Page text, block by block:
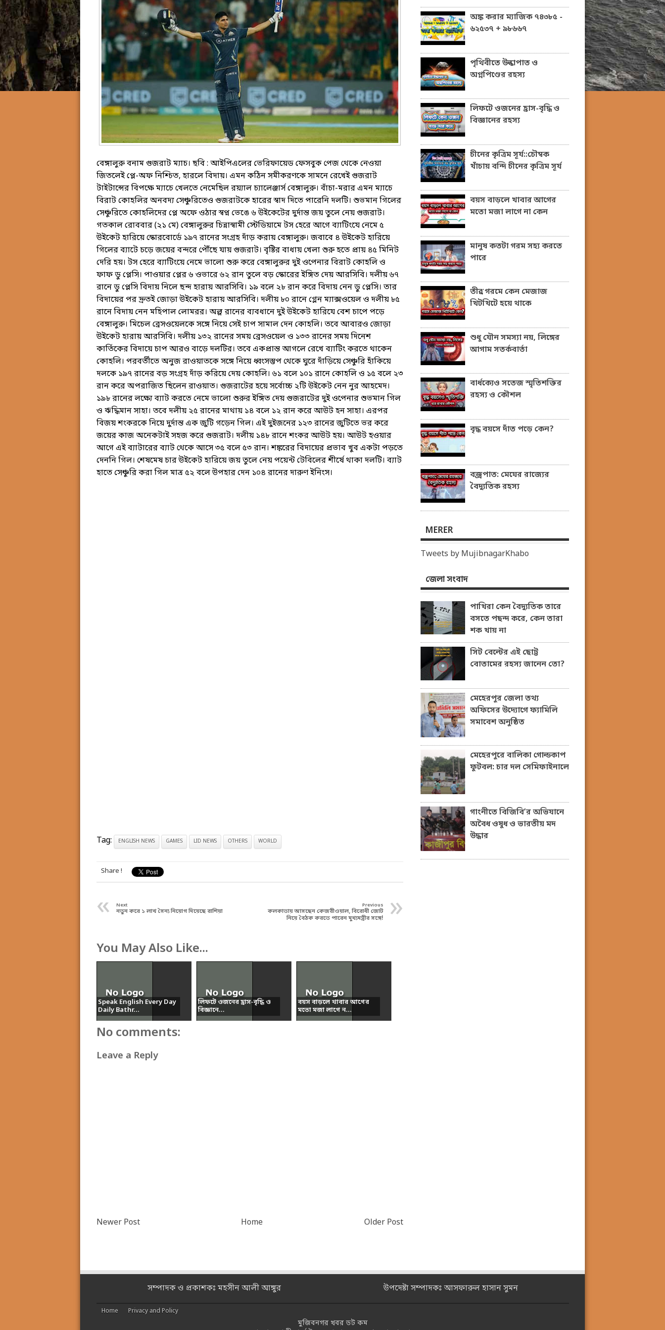
বেঙ্গালুরু বনাম গুজরাট ম্যাচ। ছবি : আইপিএলের ভেরিফায়েড ফেসবুক পেজ থেকে নেওয়া
জিতলেই প্লে-অফ নিশ্চিত, হারলে বিদায়। এমন কঠিন সমীকরণকে সামনে রেখেই গুজরাট
টাইটান্সের বিপক্ষে ম্যাচে খেলতে নেমেছিল রয়্যাল চ্যালেঞ্জার্স বেঙ্গালুরু। বাঁচা-মরার এমন ম্যাচে
বিরাট কোহলির অনবদ্য সেঞ্চুরিতেও গুজরাটকে হারের স্বাদ দিতে পারেনি দলটি। শুভমান গিলের
সেঞ্চুরিতে কোহলিদের প্লে অফে ওঠার স্বপ্ন ভেঙে ৬ উইকেটের দুর্দান্ত জয় তুলে নেয় গুজরাট।
গতকাল রোববার (২১ মে) বেঙ্গালুরুর চিন্নাস্বামী স্টেডিয়ামে টস হেরে আগে ব্যাটিংযে নেমে ৫
উইকেট হারিয়ে স্কোরবোর্ডে ১৯৭ রানের সংগ্রহ দাঁড় করায় বেঙ্গালুরু। জবাবে ৪ উইকেট হারিয়ে
গিলের ব্যাটে চড়ে জয়ের বন্দরে পৌঁছে যায় গুজরাট। বৃষ্টির বাধায় খেলা শুরু হতে প্রায় ৪৫ মিনিট
দেরি হয়। টস হেরে ব্যাটিংয়ে নেমে ভালো শুরু করে বেঙ্গালুরুর দুই ওপেনার বিরাট কোহলি ও
ফাফ ডু প্লেসি। পাওয়ার প্লের ৬ ওভারে ৬২ রান তুলে বড় স্কোরের ইঙ্গিত দেয় আরসিবি। দলীয় ৬৭
রানে ডু প্লেসি বিদায় নিলে ছন্দ হারায় আরসিবি। ১৯ বলে ২৮ রান করে বিদায় নেন ডু প্লেসি। তার
বিদায়ের পর দ্রুতই জোড়া উইকেট হারায় আরসিবি। দলীয় ৮০ রানে গ্লেন ম্যাক্সওয়েল ও দলীয় ৮৫
রানে বিদায় নেন মহিপাল লোমরর। অল্প রানের ব্যবধানে দুই উইকেট হারিযে বেশ চাপে পড়ে
বেঙ্গালুরু। মিচেল ব্রেসওয়েলকে সঙ্গে নিয়ে সেই চাপ সামাল দেন কোহলি। তবে আবারও জোড়া
উইকেট হারায় আরসিবি। দলীয় ১৩২ রানের সময় ব্রেসওয়েল ও ১৩৩ রানের সময় দিনেশ
কার্তিকের বিদায়ে চাপ আরও বাড়ে দলটির। তবে একপ্রান্ত আগলে রেখে ব্যাটিং করতে থাকেন
কোহলি। পরবর্তীতে অনুজ রাওয়াতকে সঙ্গে নিয়ে ধ্বংসস্তুপ থেকে ঘুরে দাঁড়িয়ে সেঞ্চুরি হাঁকিয়ে
দলকে ১৯৭ রানের বড় সংগ্রহ দাঁড় করিয়ে দেয় কোহলি। ৬১ বলে ১০১ রানে কোহলি ও ১৫ বলে ২৩
রান করে অপরাজিত ছিলেন রাওয়াত। গুজরাটের হয়ে সর্বোচ্চ ২টি উইকেট নেন নুর আহমেদ।
১৯৮ রানের লক্ষ্যে ব্যাট করতে নেমে ভালো শুরুর ইঙ্গিত দেয় গুজরাটের দুই ওপেনার শুভমান গিল
ও ঋদ্ধিমান সাহা। তবে দলীয় ২৫ রানের মাথায় ১৪ বলে ১২ রান করে আউট হন সাহা। এরপর
বিজয় শংকরকে নিয়ে দুর্দান্ত এক জুটি গড়েন গিল। এই দুইজনের ১২৩ রানের জুটিতে ভর করে
জয়ের কাজ অনেকটাই সহজ করে গুজরাট। দলীয় ১৪৮ রানে শংকর আউট হয়। আউট হওয়ার
আগে এই ব্যাটারের ব্যাট থেকে আসে ৩৫ বলে ৫৩ রান। শঙ্করের বিদায়ের প্রভাব খুব একটা পড়তে
দেননি গিল। শেষমেষ চার উইকেট হারিয়ে জয় তুলে নেয় পয়েন্ট টেবিলের শীর্ষে থাকা দলটি। ব্যাট
হাতে সেঞ্চুরি করা গিল মাত্র ৫২ বলে উপহার দেন ১০৪ রানের দারুণ ইনিংস।
Tag: ENGLISH NEWS GAMES LID NEWS OTHERS WORLD
Share !
« Next
নতুন করে ১ লাখ সৈন্য নিয়োগ দিয়েছে রাশিয়া »
Previous
কলকাতায় আসছেন কেজরীওয়াল, বিরোধী জোট
নিয়ে বৈঠক করতে পারেন মুখ্যমন্ত্রীর সঙ্গে!
You May Also Like...
Speak English Every Day
Daily Bathr...
লিফটে ওজনের হ্রাস-বৃদ্ধি ও
বিজ্ঞানে...
বয়স বাড়লে খাবার আগের
মতো মজা লাগে ন...
No comments:
Leave a Reply
Newer Post Older Post
Home
অঙ্ক করার ম্যাজিক ৭৪৩৮৫ -
৬২৫৩৭ + ৯৮৬৬৭
পৃথিবীতে উল্কাপাত ও
অগ্নপিণ্ডের রহস্য
লিফটে ওজনের হ্রাস-বৃদ্ধি ও
বিজ্ঞানের রহস্য
চীনের কৃত্রিম সূর্য::চৌম্বক
খাঁচায় বন্দি চীনের কৃত্রিম সূর্য
বয়স বাড়লে খাবার আগের
মতো মজা লাগে না কেন
মানুষ কতটা গরম সহ্য করতে
পারে
তীব্র গরমে কেন মেজাজ
খিটখিটে হয়ে থাকে
শুধু যৌন সমস্যা নয়, লিঙ্গের
আগাম সতর্কবার্তা
বার্ধক্যেও সতেজ স্মৃতিশক্তির
রহস্য ও কৌশল
বৃদ্ধ বয়সে দাঁত পড়ে কেন?
বজ্রপাত: মেঘের রাজ্যের
বৈদ্যুতিক রহস্য
MERER
Tweets by MujibnagarKhabo
জেলা সংবাদ
পাখিরা কেন বৈদ্যুতিক তারে
বসতে পছন্দ করে, কেন তারা
শক খায় না
সিট বেল্টের এই ছোট্ট
বোতামের রহস্য জানেন তো?
মেহেরপুর জেলা তথ্য
অফিসের উদ্যোগে ফ্যামিলি
সমাবেশ অনুষ্ঠিত
মেহেরপুরে বালিকা গোল্ডকাপ
ফুটবল: চার দল সেমিফাইনালে
গাংনীতে বিজিবি’র অভিযানে
অবৈধ ওষুধ ও ভারতীয় মদ
উদ্ধার
সম্পাদক ও প্রকাশকঃ মহসীন আলী আঙ্গুর উপদেষ্টা সম্পাদকঃ আসফারুল হাসান সুমন
Home Privacy and Policy
মুজিবনগর খবর ডট কম